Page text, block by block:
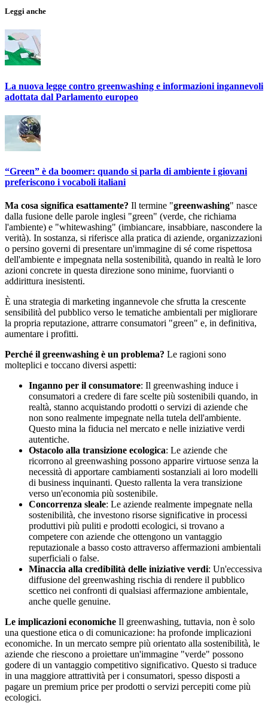
Leggi anche
La nuova legge contro greenwashing e informazioni ingannevoli
adottata dal Parlamento europeo
“Green” è da boomer: quando si parla di ambiente i giovani
preferiscono i vocaboli italiani
Ma cosa significa esattamente? Il termine "greenwashing" nasce
dalla fusione delle parole inglesi "green" (verde, che richiama
l'ambiente) e "whitewashing" (imbiancare, insabbiare, nascondere la
verità). In sostanza, si riferisce alla pratica di aziende, organizzazioni
o persino governi di presentare un'immagine di sé come rispettosa
dell'ambiente e impegnata nella sostenibilità, quando in realtà le loro
azioni concrete in questa direzione sono minime, fuorvianti o
addirittura inesistenti.
È una strategia di marketing ingannevole che sfrutta la crescente
sensibilità del pubblico verso le tematiche ambientali per migliorare
la propria reputazione, attrarre consumatori "green" e, in definitiva,
aumentare i profitti.
Perché il greenwashing è un problema? Le ragioni sono
molteplici e toccano diversi aspetti:
Inganno per il consumatore: Il greenwashing induce i
consumatori a credere di fare scelte più sostenibili quando, in
realtà, stanno acquistando prodotti o servizi di aziende che
non sono realmente impegnate nella tutela dell'ambiente.
Questo mina la fiducia nel mercato e nelle iniziative verdi
autentiche.
Ostacolo alla transizione ecologica: Le aziende che
ricorrono al greenwashing possono apparire virtuose senza la
necessità di apportare cambiamenti sostanziali ai loro modelli
di business inquinanti. Questo rallenta la vera transizione
verso un'economia più sostenibile.
Concorrenza sleale: Le aziende realmente impegnate nella
sostenibilità, che investono risorse significative in processi
produttivi più puliti e prodotti ecologici, si trovano a
competere con aziende che ottengono un vantaggio
reputazionale a basso costo attraverso affermazioni ambientali
superficiali o false.
Minaccia alla credibilità delle iniziative verdi: Un'eccessiva
diffusione del greenwashing rischia di rendere il pubblico
scettico nei confronti di qualsiasi affermazione ambientale,
anche quelle genuine.
Le implicazioni economiche Il greenwashing, tuttavia, non è solo
una questione etica o di comunicazione: ha profonde implicazioni
economiche. In un mercato sempre più orientato alla sostenibilità, le
aziende che riescono a proiettare un'immagine "verde" possono
godere di un vantaggio competitivo significativo. Questo si traduce
in una maggiore attrattività per i consumatori, spesso disposti a
pagare un premium price per prodotti o servizi percepiti come più
ecologici.